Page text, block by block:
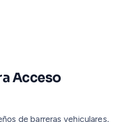
Acceso
de barreras vehiculares,